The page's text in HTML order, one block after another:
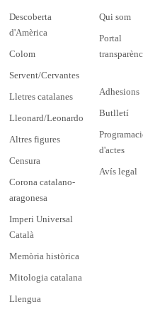
Descoberta
d'Amèrica
Colom
Servent/Cervantes
Lletres catalanes
Lleonard/Leonardo
Altres figures
Censura
Corona catalano-
aragonesa
Imperi Universal
Català
Memòria històrica
Mitologia catalana
Llengua
Qui som
Portal
Adhesions
Butlletí
d'actes
Avís legal